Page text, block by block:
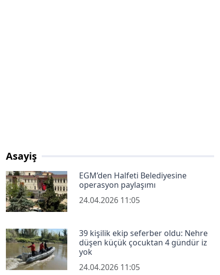
Asayiş
EGM’den Halfeti Belediyesine
operasyon paylaşımı
24.04.2026 11:05
39 kişilik ekip seferber oldu: Nehre
düşen küçük çocuktan 4 gündür iz
yok
24.04.2026 11:05